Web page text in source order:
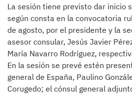
La sesión tiene previsto dar inicio
según consta en la convocatoria
de agosto, por el presidente y la
asesor consular, Jesús Javier
María Navarro Rodríguez,
En la sesión se prevé estén
general de España, Paulino
Corugedo; el cónsul general